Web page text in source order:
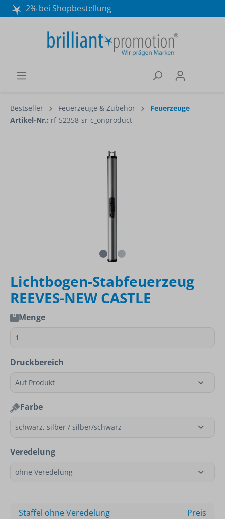
2% bei Shopbestellung
Wir beraten Sie gerne:
040 / 570 18 25 70
Bestseller Feuerzeuge & Zubehör
Feuerzeuge
Artikel-Nr.: rf-52358-sr-c_onproduct
Lichtbogen-Stabfeuerzeug
REEVES-NEW CASTLE
Menge
Druckbereich
Farbe
Veredelung
Staffel ohne Veredelung Preis